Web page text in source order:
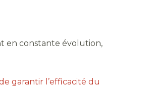
en constante évolution,
garantir l’efficacité du